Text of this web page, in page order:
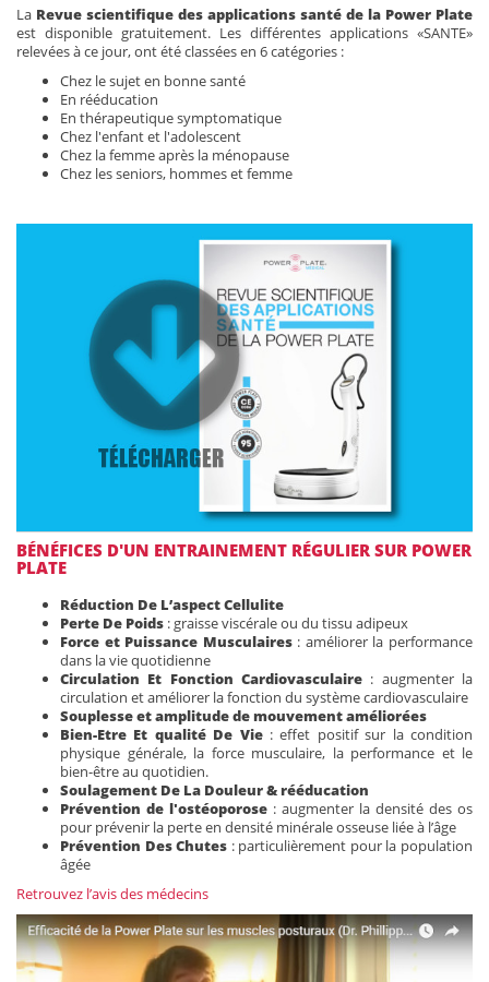
La Revue scientifique des applications santé de la Power Plate
est disponible gratuitement. Les différentes applications «SANTE»
relevées à ce jour, ont été classées en 6 catégories :
Chez le sujet en bonne santé
En rééducation
En thérapeutique symptomatique
Chez l'enfant et l'adolescent
Chez la femme après la ménopause
Chez les seniors, hommes et femme
BÉNÉFICES D'UN ENTRAINEMENT RÉGULIER SUR POWER
PLATE
Réduction De L’aspect Cellulite
Perte De Poids : graisse viscérale ou du tissu adipeux
Force et Puissance Musculaires: améliorer la performance
dans la vie quotidienne
Circulation Et Fonction Cardiovasculaire : augmenter la
circulation et améliorer la fonction du système cardiovasculaire
Souplesse et amplitude de mouvement améliorées
Bien-Etre Et qualité De Vie: effet positif sur la condition
physique générale, la force musculaire, la performance et le
bien-être au quotidien.
Soulagement De La Douleur & rééducation
Prévention de l'ostéoporose : augmenter la densité des os
pour prévenir la perte en densité minérale osseuse liée à l’âge
Prévention Des Chutes : particulièrement pour la population
âgée
Retrouvez l’avis des médecins